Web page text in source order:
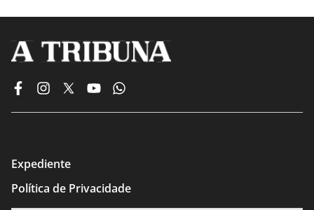
Expediente
Política de Privacidade